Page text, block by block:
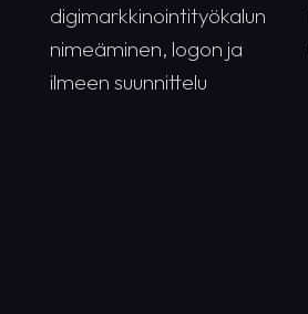
digimarkkinointityökalun
nimeäminen, logon ja
ilmeen suunnittelu